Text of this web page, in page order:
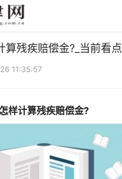
算残疾赔偿金?_当前看点
11:35:57
样计算残疾赔偿金?